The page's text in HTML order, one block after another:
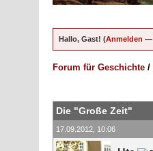
Hallo, Gast! (Anmelden —
Forum für Geschichte /
Die "Große Zeit"
17.09.2012, 10:06